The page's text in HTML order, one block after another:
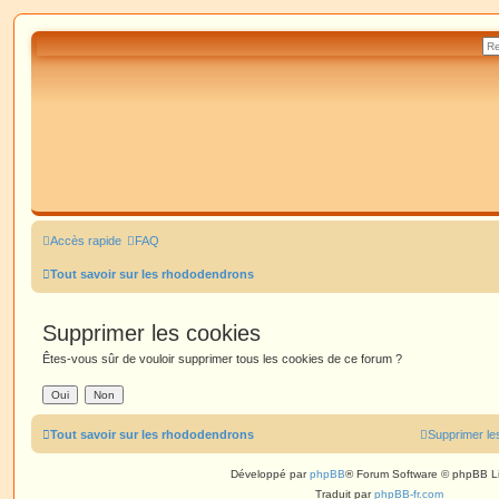
Accès rapide FAQ
Tout savoir sur les rhododendrons
Supprimer les cookies
Êtes-vous sûr de vouloir supprimer tous les cookies de ce forum ?
Tout savoir sur les rhododendrons Supprimer
Développé parphpBB® Forum Software © phpBB
Traduit parphpBB-fr.com